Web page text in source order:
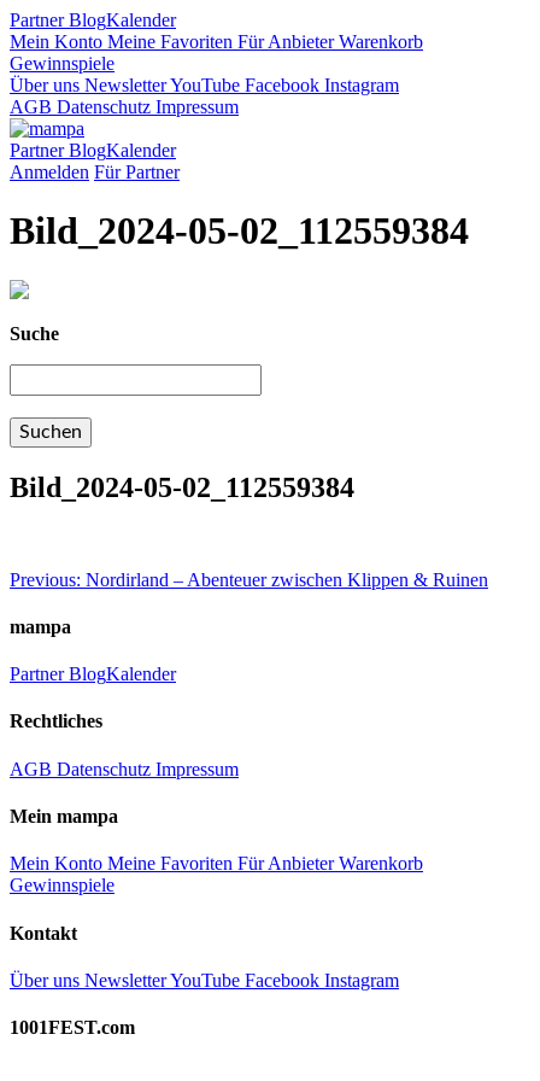
PartnerBlogKalender
Mein Konto Meine Favoriten Für AnbieterWarenkorb
Gewinnspiele
Über uns NewsletterYouTube Facebook Instagram
AGB Datenschutz Impressum
PartnerBlogKalender
Anmelden Für Partner
Bild_2024-05-02_112559384
Suche
Bild_2024-05-02_112559384
Beitragsnavigation
Previous: Nordirland – Abenteuer zwischen Klippen & Ruinen
mampa
PartnerBlogKalender
Rechtliches
AGB Datenschutz Impressum
Mein mampa
Mein Konto Meine Favoriten Für AnbieterWarenkorb
Gewinnspiele
Kontakt
Über uns NewsletterYouTube Facebook Instagram
1001FEST.com